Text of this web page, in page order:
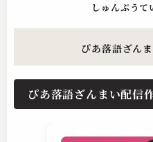
しゅんぷうて
ぴあ落語ざん
ぴあ落語ざんまい配信